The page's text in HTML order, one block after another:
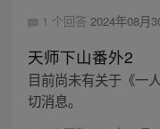
1 个回答 2024年08月
天师下山番外2
目前尚未有关于《一
切消息。